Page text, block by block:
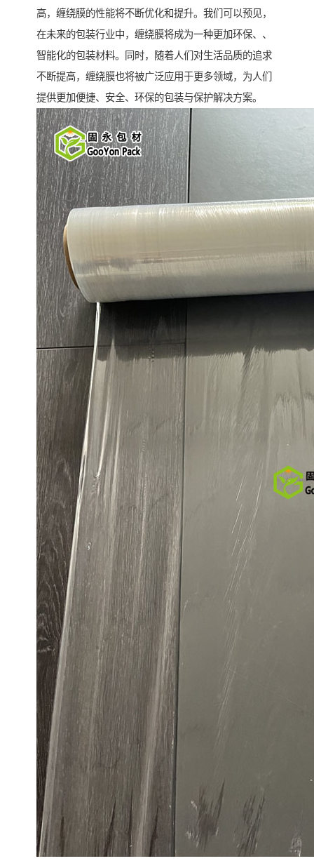
高，缠绕膜的性能将不断优化和提升。我们可以预见，
在未来的包装行业中，缠绕膜将成为一种更加环保、、
智能化的包装材料。同时，随着人们对生活品质的追求
不断提高，缠绕膜也将被广泛应用于更多领域，为人们
提供更加便捷、安全、环保的包装与保护解决方案。